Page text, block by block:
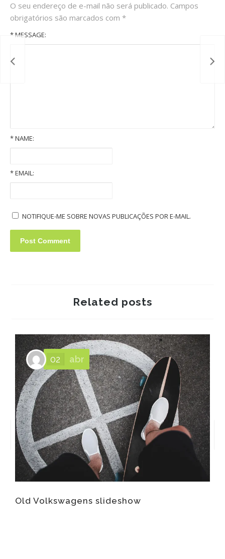
O seu endereço de e-mail não será publicado. Campos
obrigatórios são marcados com *
* MESSAGE:
*NAME:
*EMAIL:
NOTIFIQUE-ME SOBRE NOVAS PUBLICAÇÕES POR E-MAIL.
Related posts
Old Volkswagens slideshow
02 abr